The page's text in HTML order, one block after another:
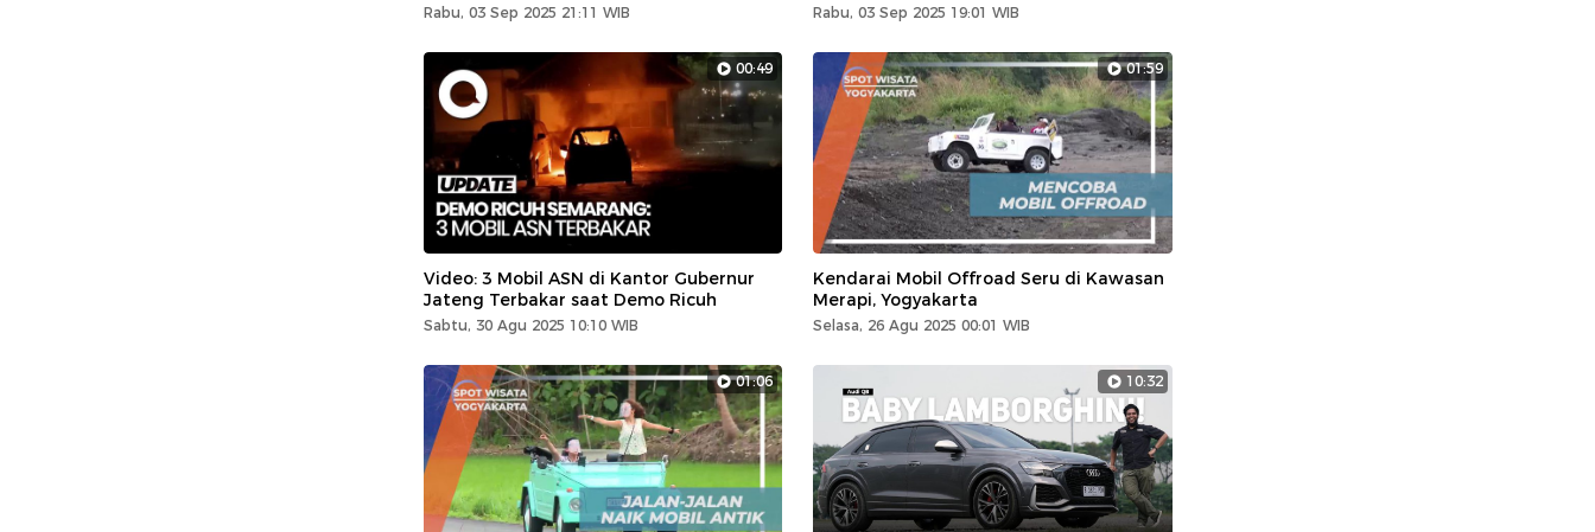
Rabu, 03 Sep 2025 21:11 WIB Rabu, 03 Sep 2025 19:01 WIB
00:49
Video: 3 Mobil ASN di Kantor Gubernur
Jateng Terbakar saat Demo Ricuh
Sabtu, 30 Agu 2025 10:10 WIB
01:59
Kendarai Mobil Offroad Seru di Kawasan
Merapi, Yogyakarta
Selasa, 26 Agu 2025 00:01 WIB
01:06 10:32